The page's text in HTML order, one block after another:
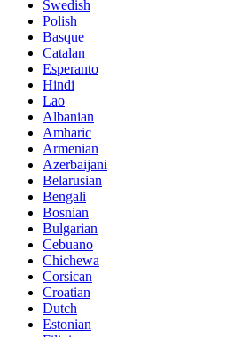
Swedish
Polish
Basque
Catalan
Esperanto
Hindi
Lao
Albanian
Amharic
Armenian
Azerbaijani
Belarusian
Bengali
Bosnian
Bulgarian
Cebuano
Chichewa
Corsican
Croatian
Dutch
Estonian